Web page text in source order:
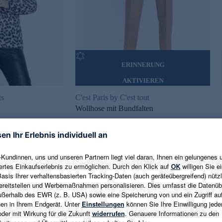
ERINNERUNG
AKTIVIEREN
C'est Paris by C'est tout
Wollhose mit Bundfalten